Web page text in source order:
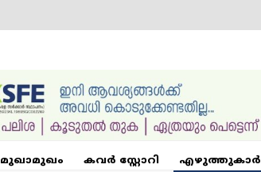
മുഖാമുഖം കവർ സ്റ്റോറി എഴുത്തുകാർ